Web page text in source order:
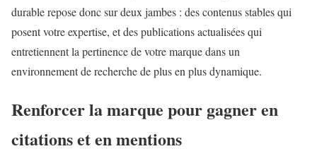
durable repose donc sur deux jambes : des contenus stables qui
posent votre expertise, et des publications actualisées qui
entretiennent la pertinence de votre marque dans un
environnement de recherche de plus en plus dynamique.
Renforcer la marque pour gagner en
citations et en mentions